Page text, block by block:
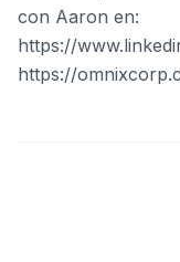
con Aaron en:
https://
https://